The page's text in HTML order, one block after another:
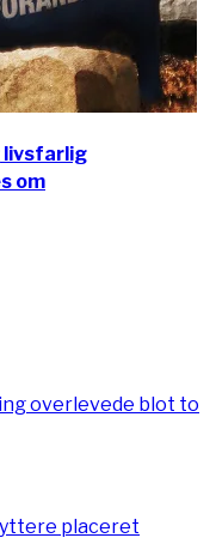
livsfarlig
om
overlevede blot to
placeret